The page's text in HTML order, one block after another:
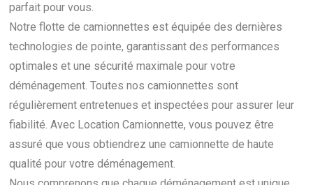
parfait pour vous.
Notre flotte de camionnettes est équipée des dernières
technologies de pointe, garantissant des performances
optimales et une sécurité maximale pour votre
déménagement. Toutes nos camionnettes sont
régulièrement entretenues et inspectées pour assurer leur
fiabilité. Avec Location Camionnette, vous pouvez être
assuré que vous obtiendrez une camionnette de haute
qualité pour votre déménagement.